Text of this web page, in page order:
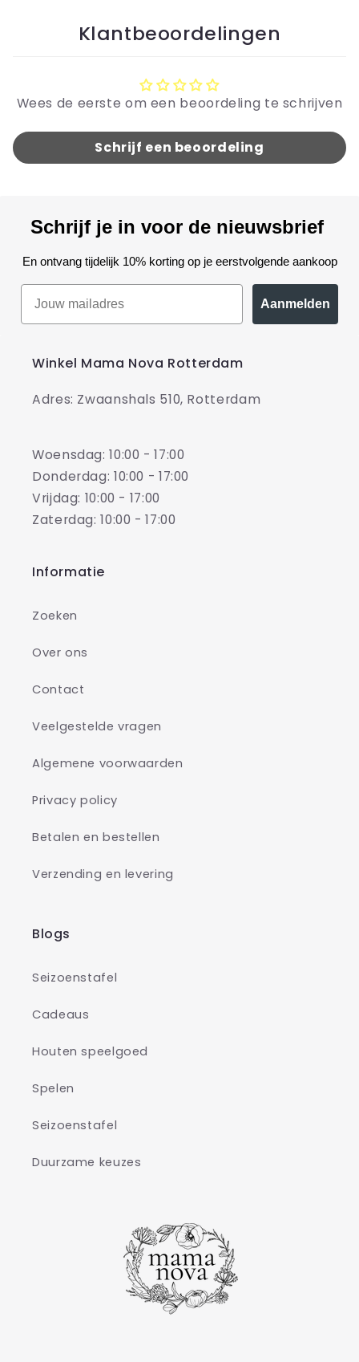
Klantbeoordelingen
Wees de eerste om een beoordeling te schrijven
Schrijf een beoordeling
Schrijf je in voor de nieuwsbrief
En ontvang tijdelijk 10% korting op je eerstvolgende aankoop
Aanmelden
Winkel Mama Nova Rotterdam
Adres: Zwaanshals 510, Rotterdam
Woensdag: 10:00 - 17:00
Donderdag: 10:00 - 17:00
Vrijdag: 10:00 - 17:00
Zaterdag: 10:00 - 17:00
Informatie
Zoeken
Over ons
Contact
Veelgestelde vragen
Algemene voorwaarden
Privacy policy
Betalen en bestellen
Verzending en levering
Blogs
Seizoenstafel
Cadeaus
Houten speelgoed
Spelen
Seizoenstafel
Duurzame keuzes